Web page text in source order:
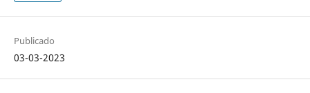
Publicado
03-03-2023